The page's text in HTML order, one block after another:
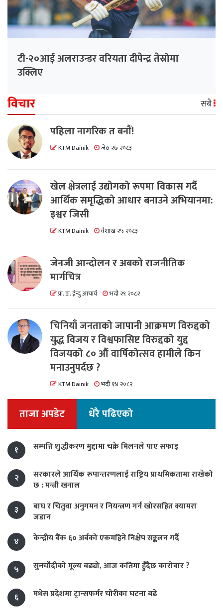
टी-२०आई अलराउन्डर वरियता दीपेन्द्र तेस्रोमा
उक्लिए
विचार सबै
पहिला नागरिक त बनाैं!
KTM Dainik जेठ २७ २०८३
खेल क्षेत्रलाई उद्योगको रूपमा विकास गर्दै
आर्थिक समृद्धिको आधार बनाउने अभियानमा:
इश्वर जिसी
KTM Dainik वैशाख २५ २०८३
जेनजी आन्दोलन र अबको राजनीतिक
मार्गचित्र
प्रा. डा. ईन्दु आचार्य भदौ २९ २०८२
चिनियाँ जनताको जापानी आक्रमण विरुद्दको
युद्ध विजय र विश्वफासिष्ट विरुद्दको युद्द
विजयको ८० औं वार्षिकोत्सव हामीले किन
मनाउनुपर्दछ ?
KTM Dainik भदौ १४ २०८२
ताजा अपडेट धेरै पढिएको
१ सम्पत्ति शुद्धीकरण मुद्दामा चक्रे मिलनले पाए सफाइ
२
सरकारले आर्थिक रूपान्तरणलाई राष्ट्रिय प्राथमिकतामा राखेको
छ : मन्त्री खनाल
३
बाघ र चितुवा अनुगमन र नियन्त्रण गर्न खोरसहित क्यामरा
जडान
४
केन्द्रीय बैंक ६० अर्बको एकमहिने निक्षेप सङ्कलन गर्दै
५ सुनचाँदीको मूल्य बढ्यो, आज कतिमा हुँदैछ कारोबार ?
६ मधेस प्रदेशमा ट्रान्सफर्मर चोरीका घटना बढे